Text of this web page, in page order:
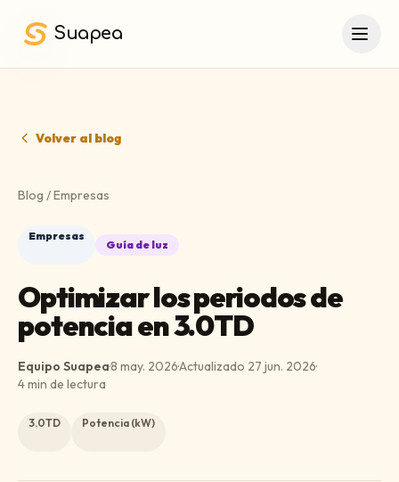
Suapea
Volver al blog
Blog /Empresas
Empresas
Guía de luz
Optimizar los periodos de
potencia en 3.0TD
Equipo Suapea·8 may. 2026·Actualizado 27 jun. 2026·
4min de lectura
3.0TD Potencia (kW)